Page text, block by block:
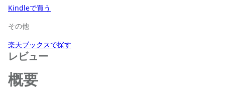
Kindleで買う
その他
楽天ブックスで探す
レビュー
概要